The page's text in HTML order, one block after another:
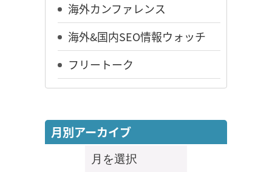
海外カンファレンス
海外&国内SEO情報ウォッチ
フリートーク
月別アーカイブ
月